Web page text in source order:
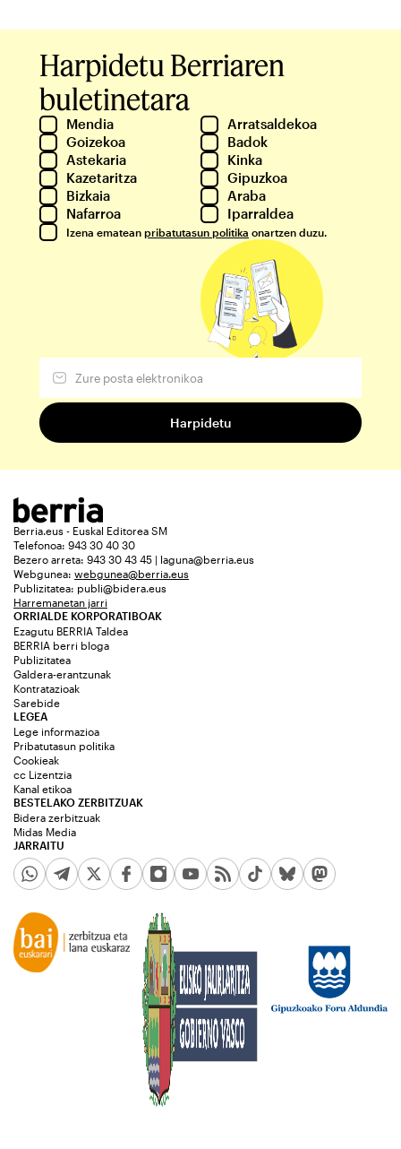
Harpidetu Berriaren
buletinetara
Mendia
Arratsaldekoa
Goizekoa
Badok
Astekaria
Kinka
Kazetaritza
Gipuzkoa
Bizkaia
Araba
Nafarroa
Iparraldea
Izena ematean pribatutasun politika onartzen duzu.
Berria.eus - Euskal Editorea SM
Telefonoa: 943 30 40 30
Bezero arreta: 943 30 43 45 | laguna@berria.eus
Webgunea: webgunea@berria.eus
Publizitatea: publi@bidera.eus
Harremanetan jarri
ORRIALDE KORPORATIBOAK
Ezagutu BERRIA Taldea
BERRIA berri bloga
Publizitatea
Galdera-erantzunak
Kontratazioak
Sarebide
JARRAITU
LEGEA
Lege informazioa
Pribatutasun politika
Cookieak
cc Lizentzia
Kanal etikoa
BESTELAKO ZERBITZUAK
Bidera zerbitzuak
Midas Media